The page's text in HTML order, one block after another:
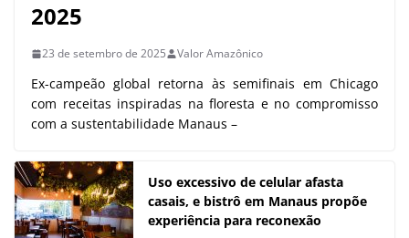
2025
23 de setembro de 2025 Valor Amazônico
Ex-campeão global retorna às semifinais em Chicago
com receitas inspiradas na floresta e no compromisso
com a sustentabilidade Manaus –
Uso excessivo de celular afasta
casais, e bistrô em Manaus propõe
experiência para reconexão